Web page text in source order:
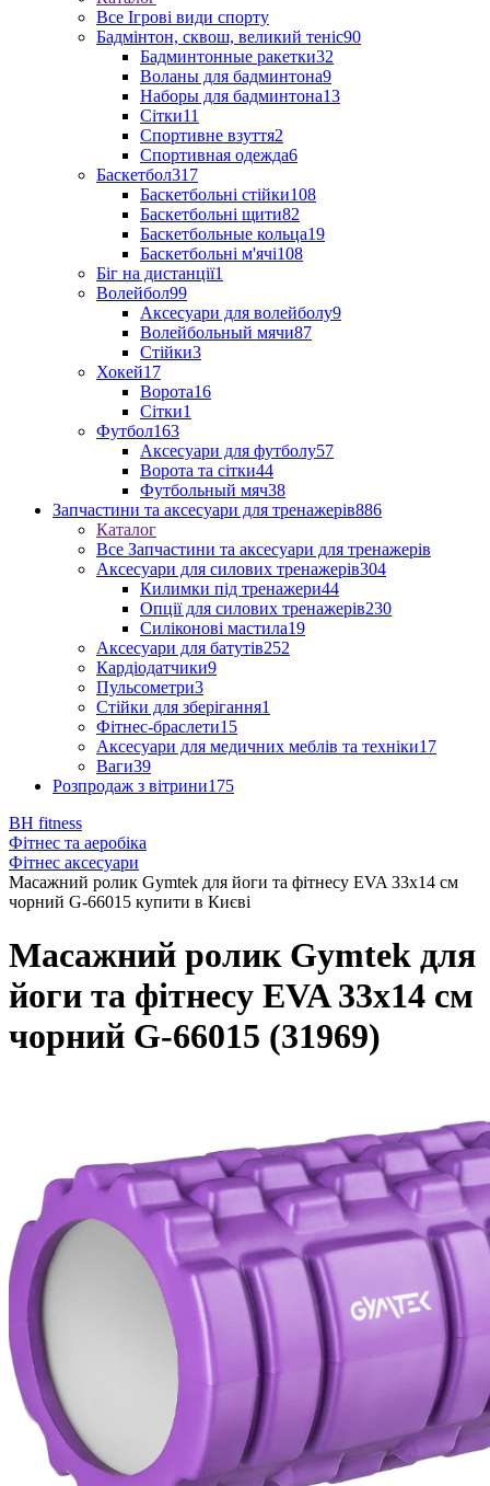
Все Ігрові види спорту
Бадмінтон, сквош, великий теніс90
Бадминтонные ракетки32
Воланы для бадминтона9
Наборы для бадминтона13
Сітки11
Спортивне взуття2
Спортивная одежда6
Баскетбол317
Баскетбольні стійки108
Баскетбольні щити82
Баскетбольные кольца19
Баскетбольні м'ячі108
Біг на дистанції1
Волейбол99
Аксесуари для волейболу9
Волейбольный мячи87
Стійки3
Хокей17
Ворота16
Сітки1
Футбол163
Аксесуари для футболу57
Ворота та сітки44
Футбольный мяч38
Запчастини та аксесуари для тренажерів886
Каталог
Все Запчастини та аксесуари для тренажерів
Аксесуари для силових тренажерів304
Килимки під тренажери44
Опції для силових тренажерів230
Силіконові мастила19
Аксесуари для батутів252
Кардіодатчики9
Пульсометри3
Стійки для зберігання1
Фітнес-браслети15
Аксесуари для медичних меблів та техніки17
Ваги39
Розпродаж з вітрини175
BH fitness
Фітнес та аеробіка
Фітнес аксесуари
Масажний ролик Gymtek для йоги та фітнесу EVA 33х14 см
чорний G-66015 купити в Києві
Масажний ролик Gymtek для
йоги та фітнесу EVA 33х14 см
чорний G-66015 (31969)